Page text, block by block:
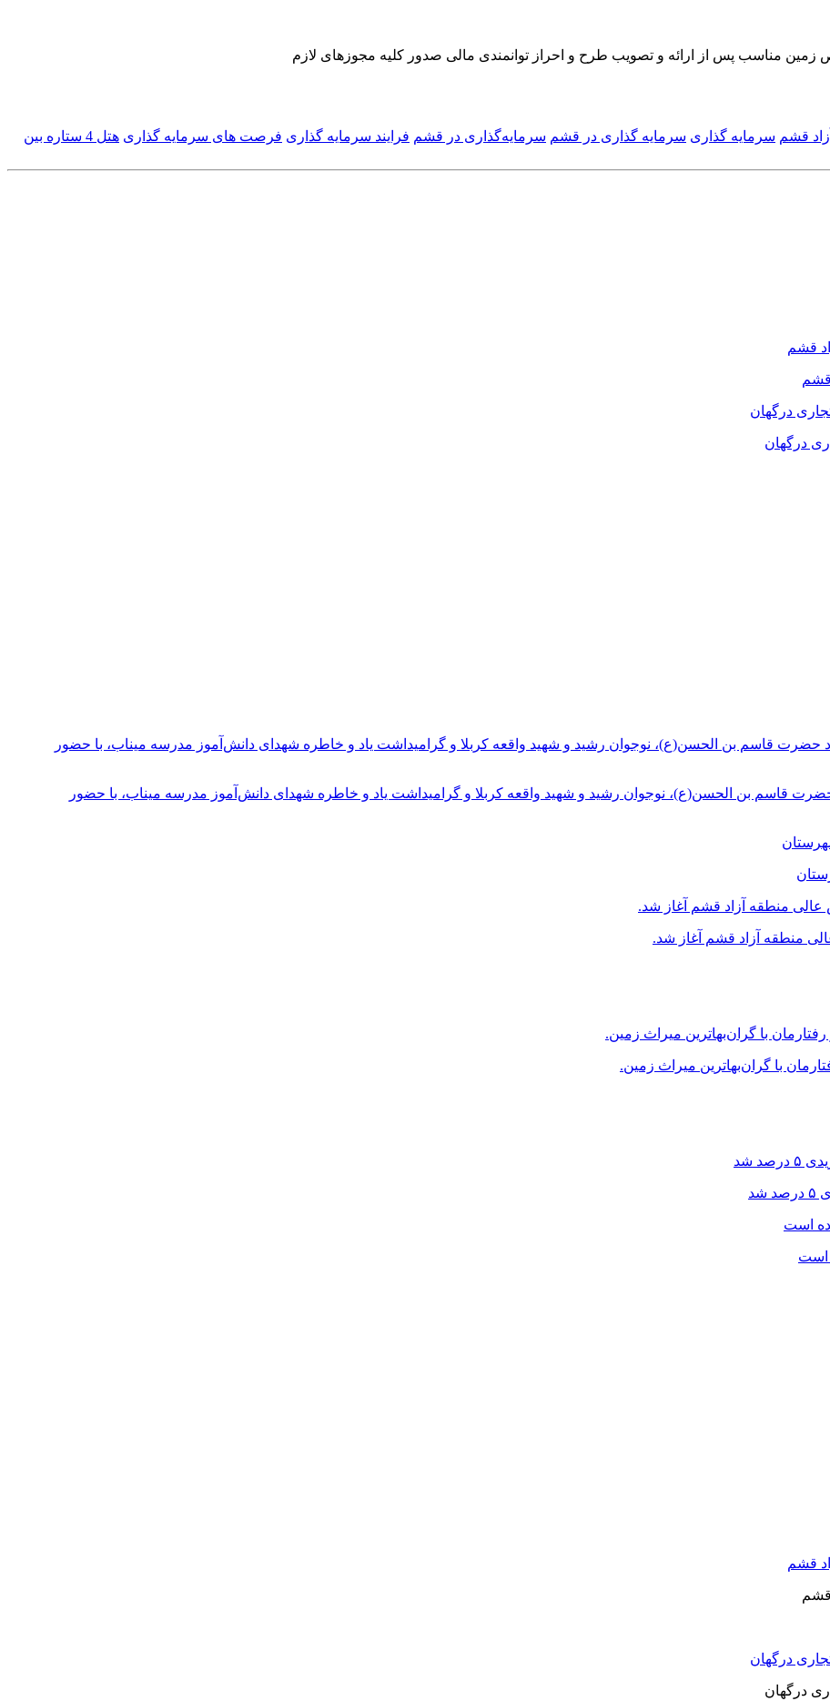
زمین مناسب پس از ارائه و تصویب طرح و احراز توانمندی مالی صدور کلیه مجوزهای لازم
قشم سرمایه گذاری سرمایه گذاری در قشم سرمایه‌گذاری در قشم فرایند سرمایه گذاری فرصت های سرمایه گذاری
هتل 4 ستاره بین
قشم
درگهان
قاسم بن الحسن(ع)، نوجوان رشید و شهید واقعه کربلا و گرامیداشت یاد و خاطره شهدای دانش‌آموز مدرسه میناب، با حضور
منطقه آزاد قشم آغاز شد.
با گران‌بهاترین میراث زمین.
است
قشم
درگهان